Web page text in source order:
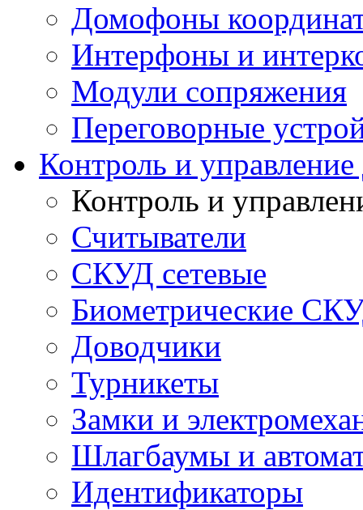
Домофоны
Интерфоны и
Модули сопряжения
Переговорные
Контроль и
Контроль и
Считыватели
СКУД сетевые
Биометрические
Доводчики
Турникеты
Замки и
Шлагбаумы и
Идентификаторы